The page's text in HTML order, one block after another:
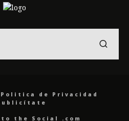
Politica de Privacidad
to the Social .com